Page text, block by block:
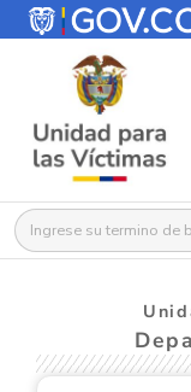
Buscar: